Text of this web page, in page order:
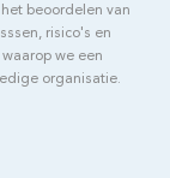
beoordelen van
risico's en
we een
organisatie.